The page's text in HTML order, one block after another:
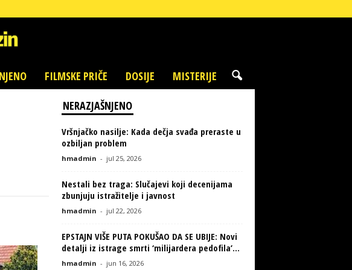
FILMSKE PRIČE DOSIJE MISTERIJE
NERAZJAŠNJENO
Vršnjačko nasilje: Kada dečja svađa preraste u
ozbiljan problem
hmadmin - jul 25, 2026
Nestali bez traga: Slučajevi koji decenijama
zbunjuju istražitelje i javnost
hmadmin - jul 22, 2026
EPSTAJN VIŠE PUTA POKUŠAO DA SE UBIJE: Novi
detalji iz istrage smrti ‘milijardera pedofila’...
hmadmin - jun 16, 2026